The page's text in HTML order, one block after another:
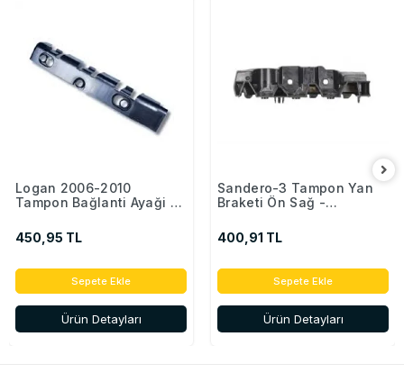
Logan 2006-2010
Tampon Bağlanti Ayaği -
450,95 TL
Sepete Ekle
Ürün Detayları
Sandero-3 Tampon Yan
Braketi Ön Sağ -
400,91 TL
Sepete Ekle
Ürün Detayları